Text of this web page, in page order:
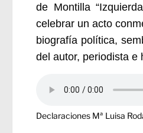
de Montilla “
celebrar un acto
biografía política,
del autor, periodista e
Declaraciones Mª Luisa